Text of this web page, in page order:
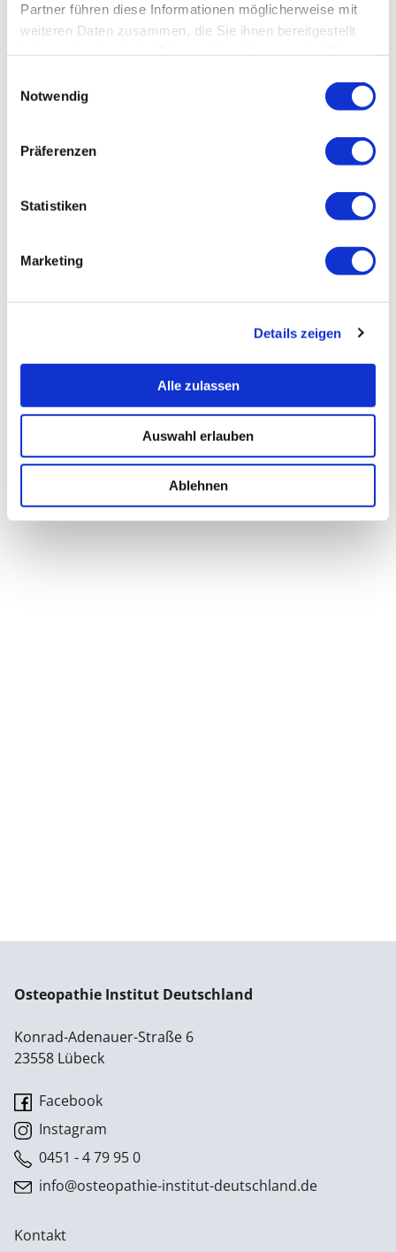
Partner führen diese Informationen möglicherweise mit
weiteren Daten zusammen, die Sie ihnen bereitgestellt
Notwendig
Präferenzen
Statistiken
Marketing
Details zeigen
Alle zulassen
Auswahl erlauben
Ablehnen
Osteopathie Institut Deutschland
Konrad-Adenauer-Straße 6
23558 Lübeck
Facebook
Instagram
0451 - 4 79 95 0
info@osteopathie-institut-deutschland.de
Kontakt